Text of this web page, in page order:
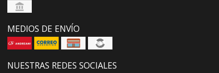
MEDIOS DE ENVÍO
NUESTRAS REDES SOCIALES